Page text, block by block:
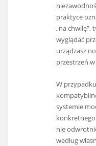
praktyce
„na
wyglądać
urządzasz
przestrzeń
W
systemie
nie
według